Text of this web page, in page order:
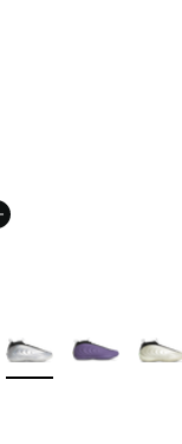
Farben